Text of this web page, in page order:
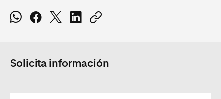
Solicita información